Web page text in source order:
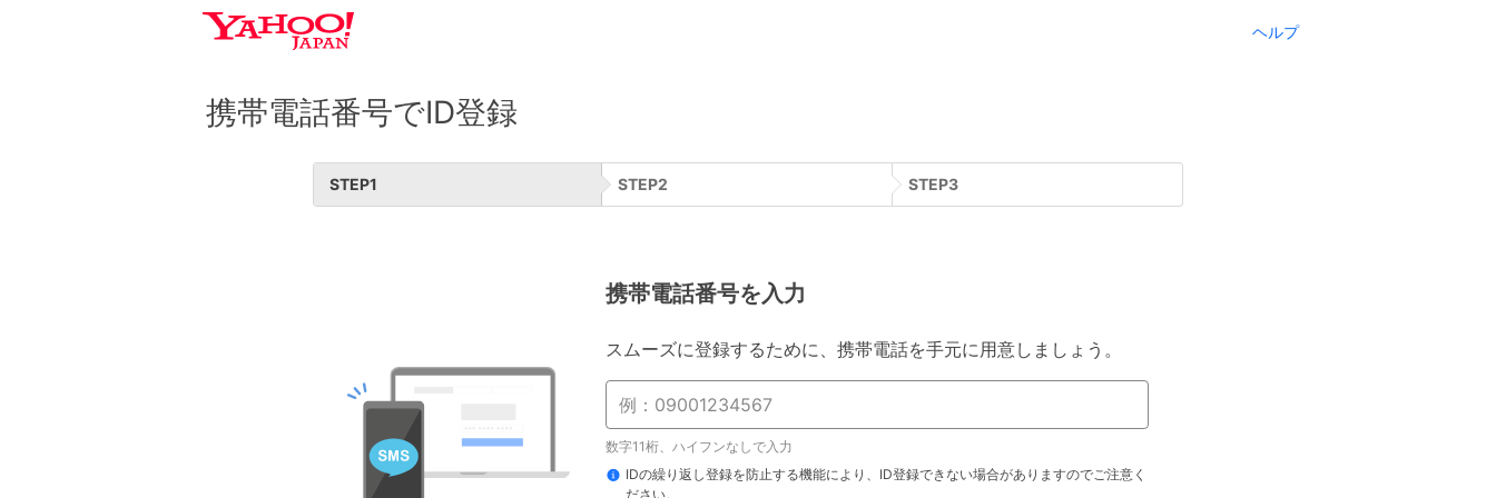
ヘルプ
携帯電話番号でID登録
STEP1 STEP2 STEP3
携帯電話番号を入力
スムーズに登録するために、携帯電話を手元に用意しましょう。
数字11桁、ハイフンなしで入力
IDの繰り返し登録を防止する機能により、ID登録できない場合がありますのでご注意く
ださい。